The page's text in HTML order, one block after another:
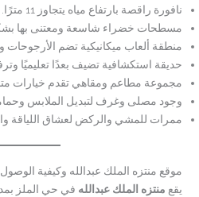
نافورة راقصة بارتفاع مياه يتجاوز 11 مترًا.
مسطحات خضراء شاسعة ومعتنى بها
منطقة ألعاب ميكانيكية تضم الأرجوحات
حديقة استكشافية تضيف بعدًا تعليميًا
مجموعة مطاعم ومقاهي تقدم خيارات
وجود مصلى وغرف لتبديل الملابس
ممرات للمشي والركض لعشاق اللياقة
موقع منتزه الملك عبدالله وكيفية الوصول
يقع منتزه الملك عبدالله في حي الملز